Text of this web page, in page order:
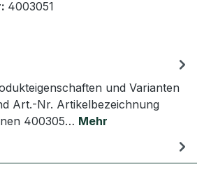
4003051
und Varianten
Art.-Nr. Artikelbezeichnung
400305… Mehr